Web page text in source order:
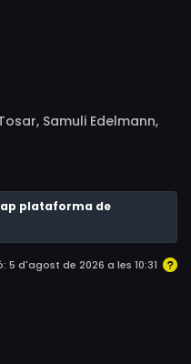
Samuli Edelmann,
Fairbank, Nikki
Blanco
plataforma de
d'agost de 2026 a les 10:31